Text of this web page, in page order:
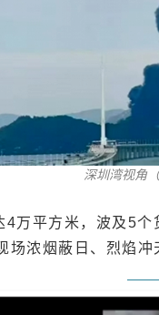
深圳湾视角
4万平方米，波及5
浓烟蔽日、烈焰冲